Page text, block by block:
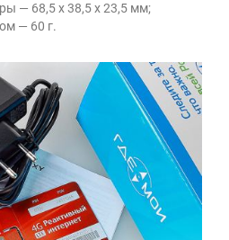
— 68,5 x 38,5 x 23,5 мм;
— 60 г.